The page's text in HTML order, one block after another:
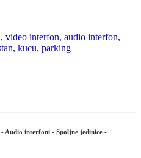
- Audio interfoni - Spoljne jedinice -